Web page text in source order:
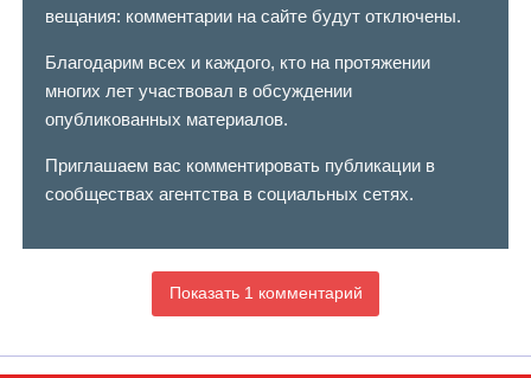
вещания: комментарии на сайте будут отключены.
Благодарим всех и каждого, кто на протяжении
многих лет участвовал в обсуждении
опубликованных материалов.
Приглашаем вас комментировать публикации в
сообществах агентства в социальных сетях.
Показать 1 комментарий